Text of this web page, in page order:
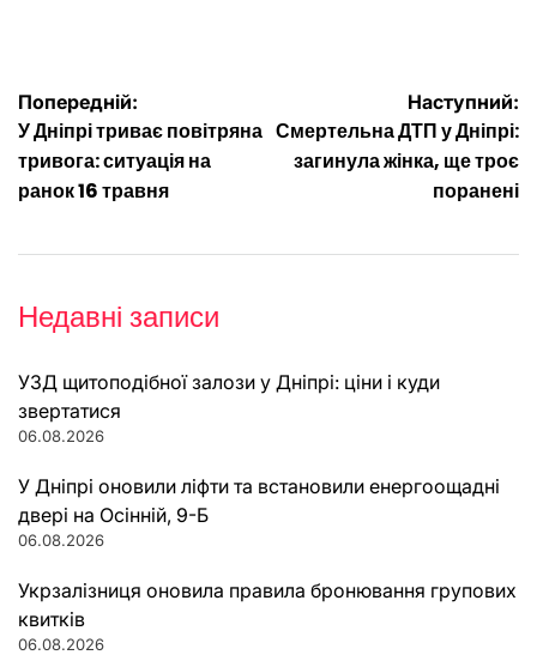
Навігація
записів
Попередній:
У Дніпрі триває повітряна
тривога: ситуація на
ранок 16 травня
Наступний:
Смертельна ДТП у Дніпрі:
загинула жінка, ще троє
поранені
Недавні записи
УЗД щитоподібної залози у Дніпрі: ціни і куди
звертатися
06.08.2026
У Дніпрі оновили ліфти та встановили енергоощадні
двері на Осінній, 9-Б
06.08.2026
Укрзалізниця оновила правила бронювання групових
квитків
06.08.2026